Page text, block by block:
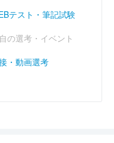
テスト・筆記試験
の選考・イベント
・動画選考